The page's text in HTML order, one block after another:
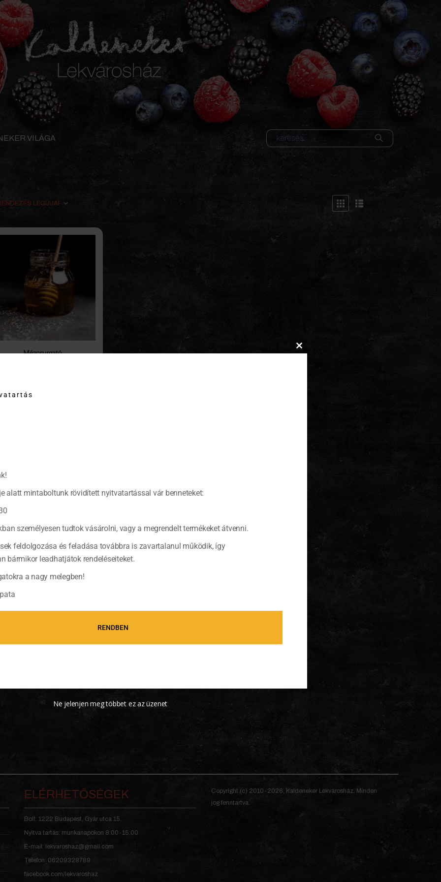
VILÁGA
Mézcsurgató
ELÉRHETŐSÉGEK
Bolt: 1222 Budapest, Gyár utca 15.
Nyitva tartás: munkanapokon 8:00-15:00
E-mail: lekvaroshaz@gmail.com
Telefon: 06209328789
facebook.com/lekvaroshaz
Copyright (c) 2010-2026, Kaldeneker Lekvárosház. Minden
jog fenntartva.
Close
alatt mintaboltunk rövidített nyitvatartással vár benneteket:
személyesen tudtok vásárolni, vagy a megrendelt termékeket átvenni.
feldolgozása és feladása továbbra is zavartalanul működik, így
bármikor leadhatjátok rendeléseiteket.
a nagy melegben!
RENDBEN
Ne jelenjen meg többet ez az üzenet